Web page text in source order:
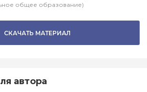
общее образование)
СКАЧАТЬ МАТЕРИАЛ
автора